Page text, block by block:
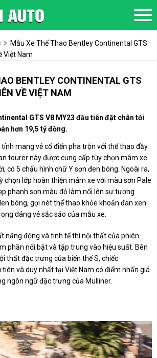
Mẫu Xe Thể Thao Bentley Continental GTS
Việt Nam
BENTLEY CONTINENTAL GTS
VỀ VIỆT NAM
GTS V8 MY23 đầu tiên đặt chân tới
hơn 19,5 tỷ đồng.
mang vẻ cổ điển pha trộn với thể thao đầy
tourer này được cung cấp tùy chọn mâm xe
có 5 chấu hình chữ Y sơn đen bóng. Ngoài ra,
chọn lớp hoàn thiện mâm xe với màu sơn Pale
phanh sơn màu đỏ làm nổi lên sự tương
bóng, gợi nét thể thao khỏe khoắn đan xen
dáng vẻ sắc sảo của mẫu xe.
năng động và tinh tế thì nội thất của phiên
phần nổi bật và tập trung vào hiệu suất. Bên
thất đặc trưng của biến thể S, chiếc
tiên và duy nhất tại Việt Nam có điểm nhấn giá
ngôn ngữ đặc trưng của Mulliner.